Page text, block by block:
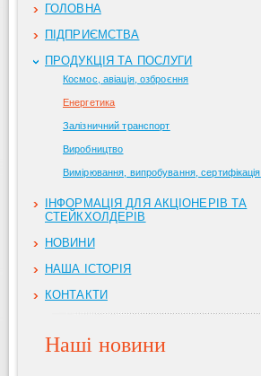
ГОЛОВНА
ПІДПРИЄМСТВА
ПРОДУКЦІЯ ТА ПОСЛУГИ
Космос, авіація, озброєння
Енергетика
Залізничний транспорт
Виробництво
Вимірювання, випробування, сертифікація
ІНФОРМАЦІЯ ДЛЯ АКЦІОНЕРІВ ТА
СТЕЙКХОЛДЕРІВ
НОВИНИ
НАША ІСТОРІЯ
КОНТАКТИ
Наші новини